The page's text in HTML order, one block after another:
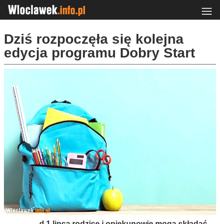
Dziś rozpoczęła się kolejna
edycja programu Dobry Start